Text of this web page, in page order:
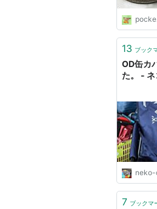
13 ブック
OD缶カ
た。 -
7 ブックマ